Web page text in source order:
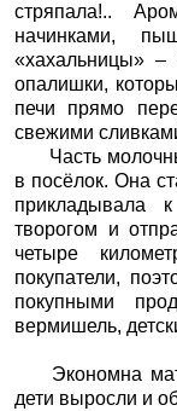
стряпала!..
начинками,
«хахальницы» –
опалишки,
печи прямо
свежими
Часть
в посёлок. Она
прикладывала
творогом и
четыре
покупатели,
покупными
вермишель,
Экономна
дети выросли и